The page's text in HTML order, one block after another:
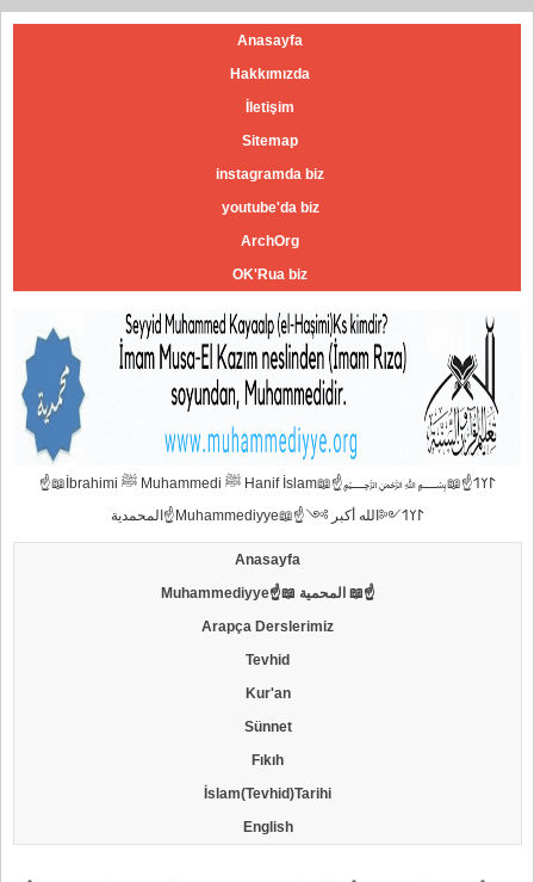
Anasayfa
Hakkımızda
İletişim
Sitemap
instagramda biz
youtube'da biz
ArchOrg
OK'Rua biz
☝📖İbrahimi ﷺ Muhammedi ﷺ Hanif İslam📖☝﷽𐰃𐰠𐰯☝📖
المحمدية☝Muhammediyye📖☝𐰃𐰠𐰯༺الله أكبر ༻
Anasayfa
Muhammediyye☝📖 المحمية 📖☝
Arapça Derslerimiz
Tevhid
Kur'an
Sünnet
Fıkıh
İslam(Tevhid)Tarihi
English